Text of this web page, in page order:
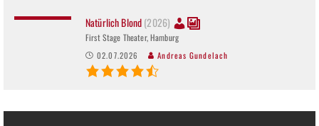
Natürlich Blond(2026)
First Stage Theater, Hamburg
02.07.2026 Andreas Gundelach